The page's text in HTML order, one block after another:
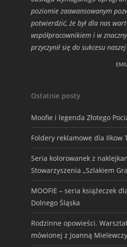
poziomie zaawansowanym
potwierdzić, że był dla nas
współpracownikiem i w
przyczynił się do sukcesu
Ostatnie posty
Moofie i legenda Złotego
Foldery reklamowe dla Ilkow
Seria kolorowanek z
Stowarzyszenia „Szlakiem
MOOFIE – seria książeczek
Dolnego Śląska
Rodzinne opowieści.
mówionej z Joanną